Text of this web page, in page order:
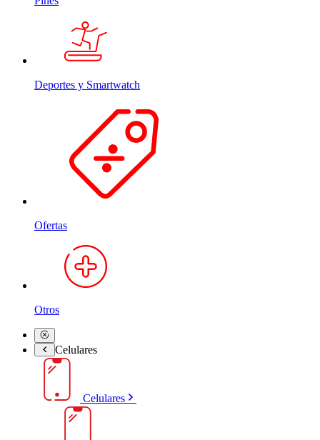
Deportes y Smartwatch
Ofertas
Otros
Celulares
Celulares